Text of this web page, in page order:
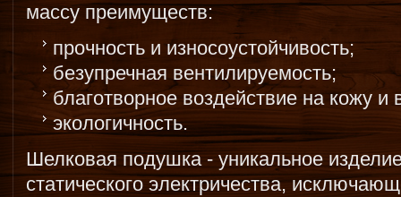
массу преимуществ:
прочность и износоустойчивость;
безупречная вентилируемость;
благотворное воздействие на кожу и
экологичность.
Шелковая подушка - уникальное
статического электричества,